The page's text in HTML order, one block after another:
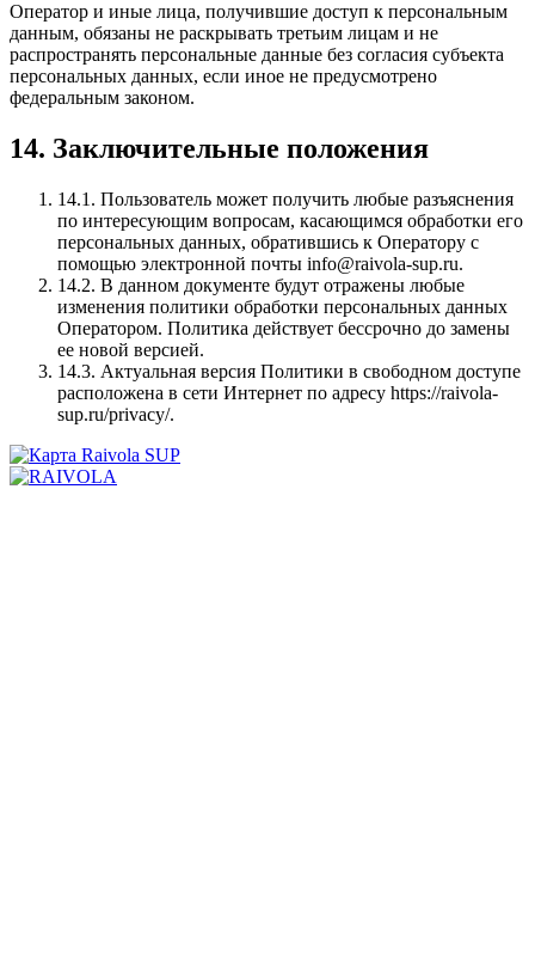
Оператор и иные лица, получившие доступ к персональным
данным, обязаны не раскрывать третьим лицам и не
распространять персональные данные без согласия субъекта
персональных данных, если иное не предусмотрено
федеральным законом.
14. Заключительные положения
14.1. Пользователь может получить любые разъяснения
по интересующим вопросам, касающимся обработки его
персональных данных, обратившись к Оператору с
помощью электронной почты info@raivola-sup.ru.
14.2. В данном документе будут отражены любые
изменения политики обработки персональных данных
Оператором. Политика действует бессрочно до замены
ее новой версией.
14.3. Актуальная версия Политики в свободном доступе
расположена в сети Интернет по адресу https://raivola-
sup.ru/privacy/.